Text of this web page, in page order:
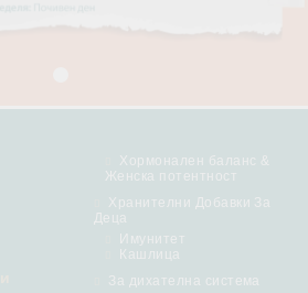
Хормонален баланс &
Женска потентност
Хранителни Добавки За
Деца
Имунитет
Кашлица
За дихателна система